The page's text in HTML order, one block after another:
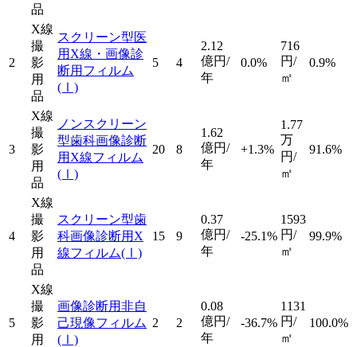
品
2
X線
撮
影
用
品
スクリーン型医
用X線・画像診
断用フィルム
(Ⅰ)
5 4
2.12
億円/
年
0.0%
716
円/
㎡
0.9%
3
X線
撮
影
用
品
ノンスクリーン
型歯科画像診断
用X線フィルム
(Ⅰ)
20 8
1.62
億円/
年
+1.3%
1.77
万
円/
㎡
91.6%
4
X線
撮
影
用
品
スクリーン型歯
科画像診断用X
線フィルム(Ⅰ)
15 9
0.37
億円/
年
-25.1%
1593
円/
㎡
99.9%
5
X線
撮
影
用
画像診断用非自
己現像フィルム
(Ⅰ)
2 2
0.08
億円/
年
-36.7%
1131
円/
㎡
100.0%